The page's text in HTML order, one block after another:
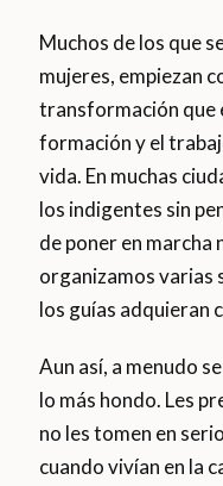
Muchos de los que
mujeres, empiezan
transformación que
formación y el
vida. En muchas
los indigentes sin
de poner en marcha
organizamos varias
los guías adquieran
Aun así, a menudo
lo más hondo. Les
no les tomen en
cuando vivían en la